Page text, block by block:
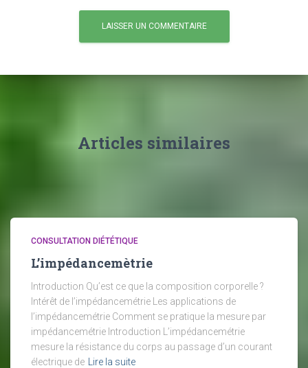
Articles similaires
CONSULTATION DIÉTÉTIQUE
L’impédancemètrie
Introduction Qu’est ce que la composition corporelle ?
Intérêt de l’impédancemétrie Les applications de
l’impédancemétrie Comment se pratique la mesure par
impédancemétrie Introduction L’impédancemétrie
mesure la résistance du corps au passage d’un courant
électrique de
Lire la suite